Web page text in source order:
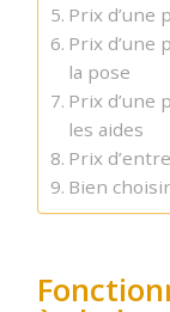
Prix d’une
Prix d’une
la pose
Prix d’une
les aides
Prix
Bien